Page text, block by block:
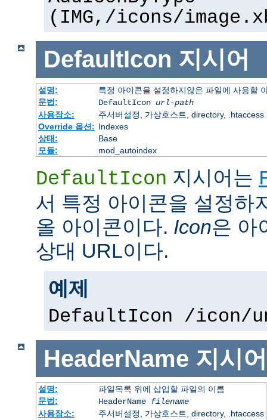
(IMG,/icons/
DefaultIcon 지시어
설명:
특정 아이콘을 설정하지않은 파일에 사용할
문법:
DefaultIcon url-path
사용장소:
주서버설정, 가상호스트, directory, .htaccess
Override 옵션: Indexes
상태:
Base
모듈:
mod_autoindex
DefaultIcon 지시어는
서 특정 아이콘을 설정하
올 아이콘이다. Icon은 아
상대 URL이다.
예제
DefaultIcon /icon/
HeaderName 지시어
설명:
파일목록 위에 삽입할 파일의 이름
문법:
HeaderName filename
사용장소:
주서버설정, 가상호스트, directory, .htaccess